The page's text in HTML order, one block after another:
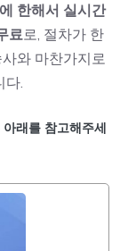
한해서 실시간
료로, 절차가 한
와 마찬가지로
다.
래를 참고해주세